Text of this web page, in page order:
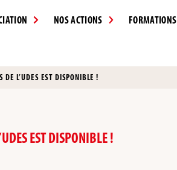
NOS ACTIONS FORMATIONS
DE L’UDES EST DISPONIBLE !
EST DISPONIBLE !